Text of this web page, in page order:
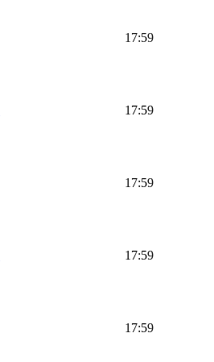
17:59
17:59
17:59
17:59
17:59